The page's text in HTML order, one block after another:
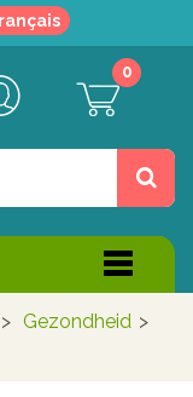
0
> Gezondheid >